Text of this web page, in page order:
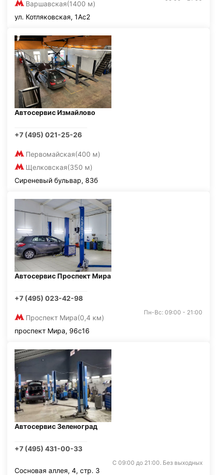
Варшавская(1400 м)
ул. Котляковская, 1Ас2
Автосервис Измайлово
+7 (495) 021-25-26
Первомайская(400 м)
Щелковская(350 м)
Сиреневый бульвар, 83б
Автосервис Проспект Мира
+7 (495) 023-42-98
Проспект Мира(0,4 км)
Пн-Вс: 09:00 - 21:00
проспект Мира, 96с16
Автосервис Зеленоград
+7 (495) 431-00-33
С 09:00 до 21:00. Без выходных
Сосновая аллея, 4, стр. 3